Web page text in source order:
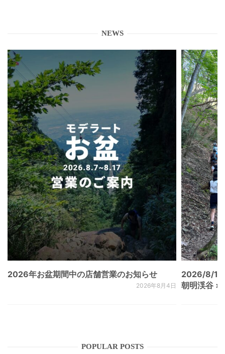
NEWS
2026年お盆期間中の店舗営業のお知らせ
2026年8月4日
2026/8/
朝明渓谷 ×
POPULAR POSTS